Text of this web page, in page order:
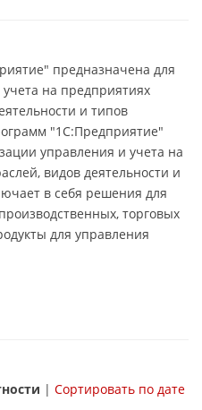
предназначена для
на предприятиях
и типов
"1С:Предприятие"
управления и учета на
видов деятельности и
в себя решения для
торговых
для управления
| Сортировать по дате